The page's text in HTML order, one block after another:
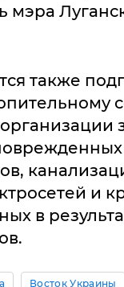
мэра
также
и
в
Восток Украины